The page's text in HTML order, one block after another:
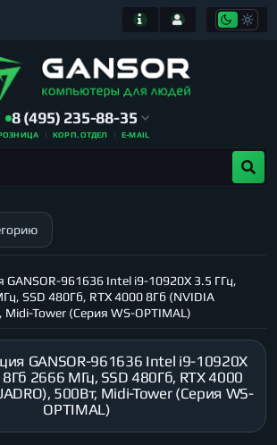
8 (495) 235-88-35
КОРП. ОТДЕЛ E-MAIL
GANSOR-961636 Intel i9-10920X 3.5 ГГц,
SSD 480Гб, RTX 4000 8Гб (NVIDIA
Midi-Tower (Серия WS-OPTIMAL)
GANSOR-961636 Intel i9-10920X
8Гб 2666 МГц, SSD 480Гб, RTX 4000
500Вт, Midi-Tower (Серия WS-
OPTIMAL)